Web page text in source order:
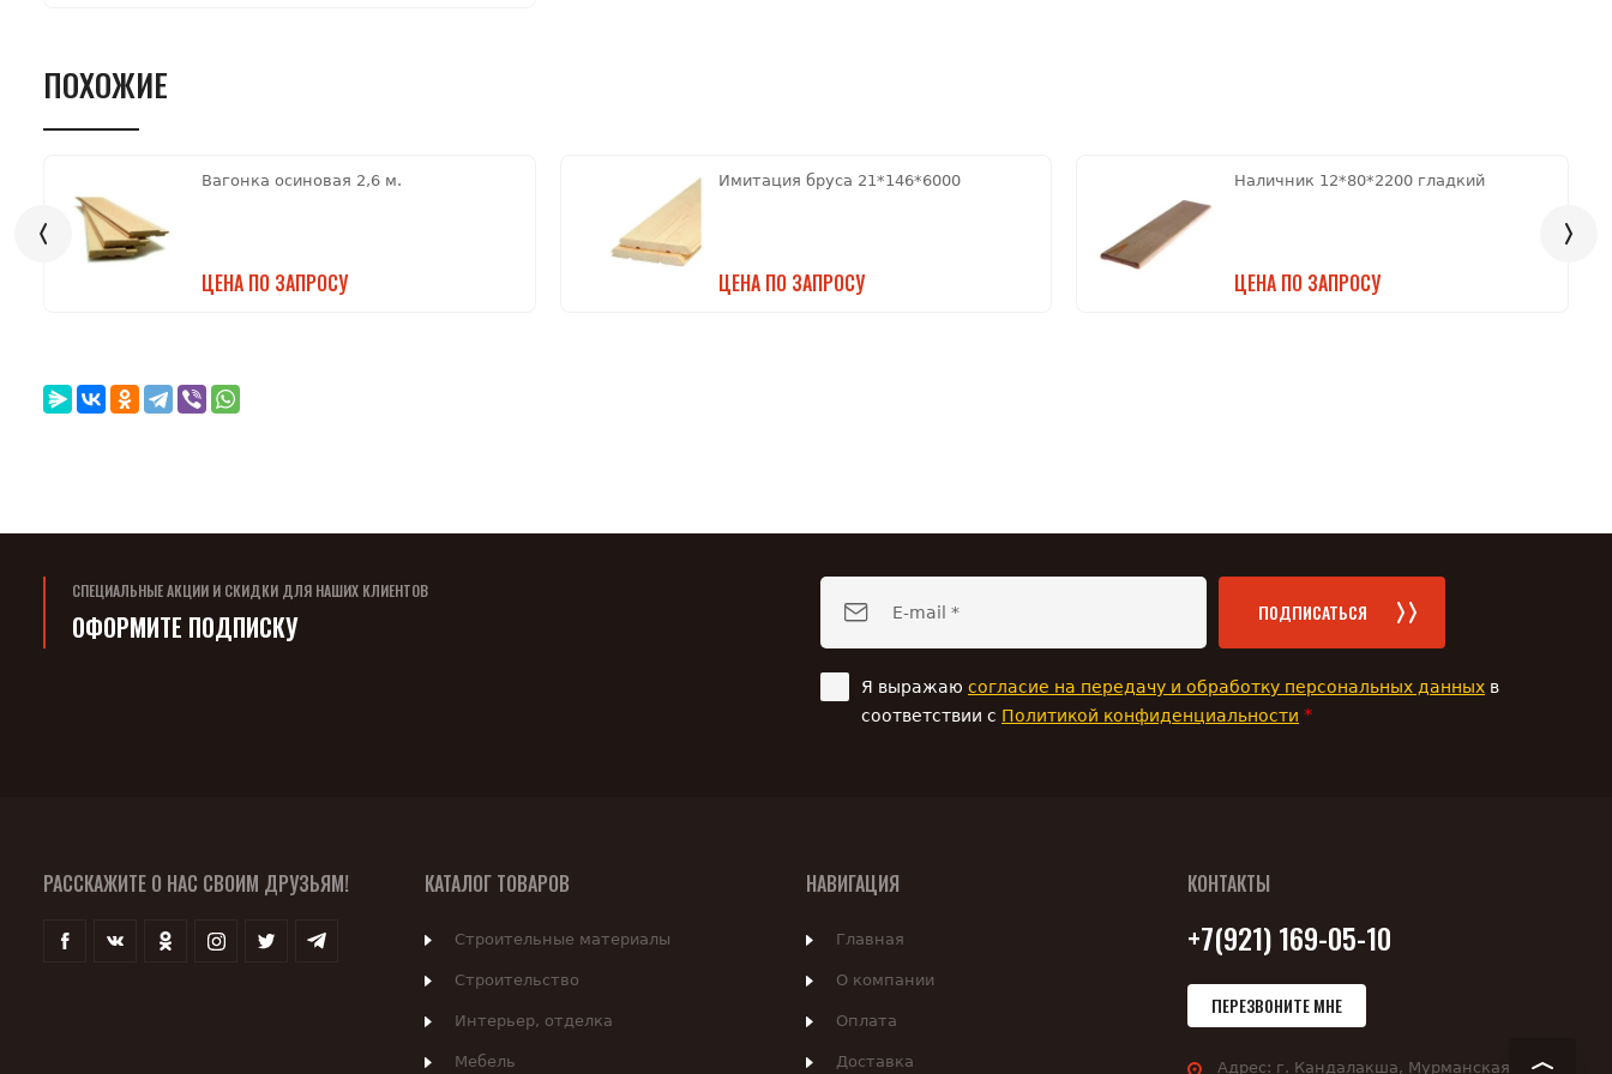
ПОХОЖИЕ
Вагонка осиновая 2,6 м.
ЦЕНА ПО ЗАПРОСУ
Имитация бруса 21*146*6000
ЦЕНА ПО ЗАПРОСУ
Наличник 12*80*2200 гладкий
ЦЕНА ПО ЗАПРОСУ
СПЕЦИАЛЬНЫЕ АКЦИИ И СКИДКИ ДЛЯ НАШИХ КЛИЕНТОВ
ОФОРМИТЕ ПОДПИСКУ
Я выражаю согласие на передачу и обработку персональных данных в
соответствии с Политикой конфиденциальности *
ПОДПИСАТЬСЯ
РАССКАЖИТЕ О НАС СВОИМ ДРУЗЬЯМ! КАТАЛОГ ТОВАРОВ
Строительные материалы
Строительство
Интерьер, отделка
Мебель
НАВИГАЦИЯ
Главная
О компании
Оплата
Доставка
КОНТАКТЫ
+7(921) 169-05-10
ПЕРЕЗВОНИТЕ МНЕ
Адрес: г. Кандалакша, Мурманская